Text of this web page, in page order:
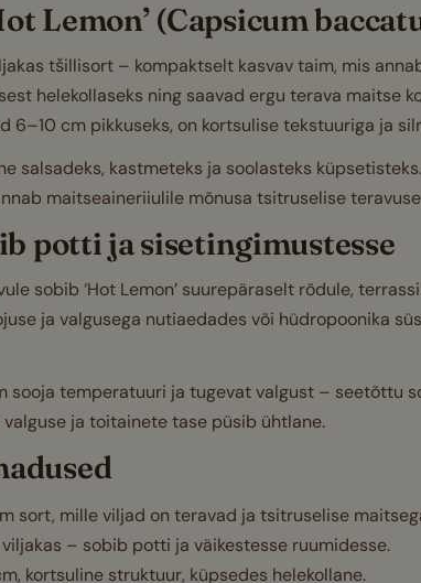
Lemon’ (Capsicum
tšillisort – kompaktselt kasvav taim, mis
helekollaseks ning saavad ergu terava maitse
6–10 cm pikkuseks, on kortsulise tekstuuriga ja
salsadeks, kastmeteks ja soolasteks
maitseaineriiulile mõnusa tsitruselise
potti ja sisetingimustesse
sobib ‘Hot Lemon’ suurepäraselt rõdule,
ja valgusega nutiaedades või hüdropoonika
sooja temperatuuri ja tugevat valgust – seetõttu
ja toitainete tase püsib ühtlane.
sort, mille viljad on teravad ja tsitruselise
– sobib potti ja väikestesse ruumidesse.
kortsuline struktuur, küpsedes helekollane.